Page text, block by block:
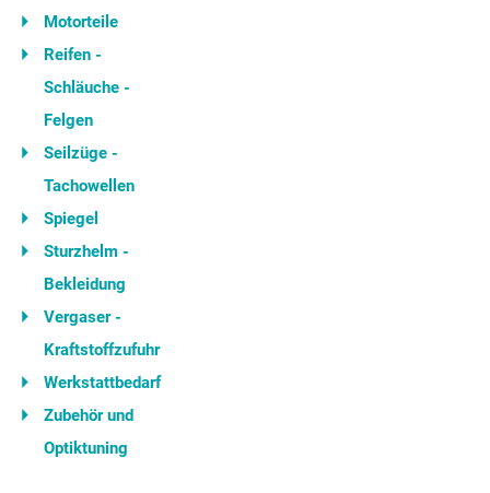
Motorteile
Reifen -
Schläuche -
Felgen
Seilzüge -
Tachowellen
Spiegel
Sturzhelm -
Bekleidung
Vergaser -
Kraftstoffzufuhr
Werkstattbedarf
Zubehör und
Optiktuning